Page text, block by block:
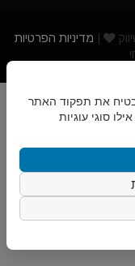
מדיניות הפרטיות
את תפקוד האתר
סוגי עוגיות